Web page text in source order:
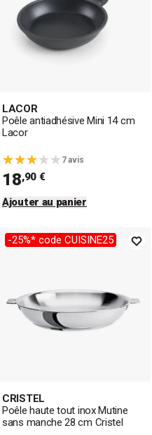
LACOR
Poêle antiadhésive Mini 14 cm
Lacor
7 avis
18,90 €
Ajouter au panier
-25%* code CUISINE25
CRISTEL
Poêle haute tout inox Mutine
sans manche 28 cm Cristel